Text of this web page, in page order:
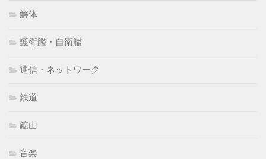
解体
護衛艦・自衛艦
通信・ネットワーク
鉄道
鉱山
音楽